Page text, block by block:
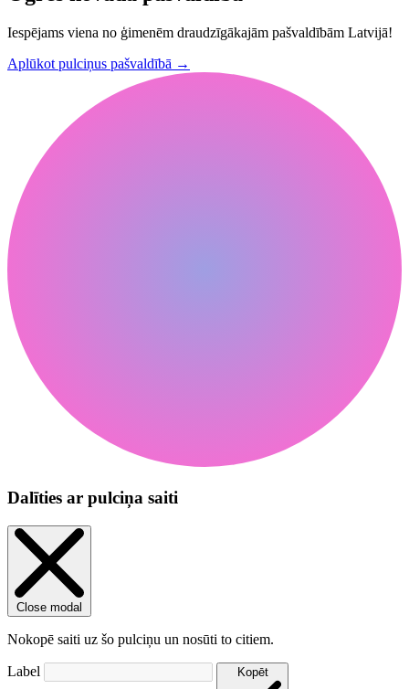
Iespējams viena no ģimenēm draudzīgākajām pašvaldībām Latvijā!
Aplūkot pulciņus pašvaldībā →
Dalīties ar pulciņa saiti
Close modal
Nokopē saiti uz šo pulciņu un nosūti to citiem.
Label Kopēt